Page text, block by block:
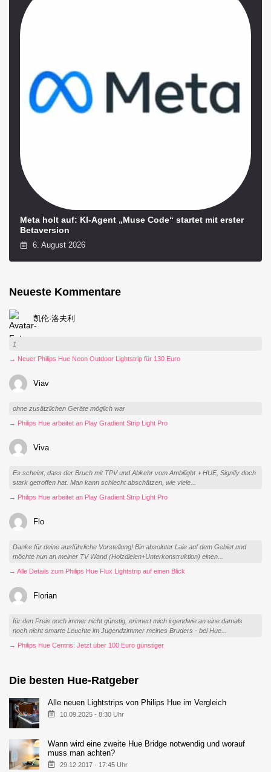
Meta holt auf: KI-Agent „Muse Code“ startet mit erster
Betaversion
6. August 2026
Neueste Kommentare
凯伦·洛夫利
1
→ Neuer Philips Hue Neon Outdoor Lightstrip für 130 Euro
Viav
ohne zusätzlichen Geräte möglich war
→ Philips Hue arbeitet an Play Gradient Strip Light Pro
Viva
Es scheint, dass der Bruch mit TPV und Abkehr vom Ambilight + HUE, Signify doch
stark getroffen hat. Man kann schlecht abschätzen, wie viele...
→ Philips Hue arbeitet an Play Gradient Strip Light Pro
Flo
Danke für deine ausführliche Vorstellung! Bin absoluter Laie auf dem Gebiet und
möchte nun an meiner TV Wand (Holzdielen+Unterkonstruktion) einen...
→ Alle Details zum Philips Hue Flux Lightstrip auf einen Blick
Florian
für den Preis noch immer nicht günstig, erinnert mich irgendwie an eine damals
noch nicht smarte Leuchte im Jugendzimmer meines Bruders - bei Hue...
→ Philips Hue Centris: Jetzt über 100 Euro günstiger
Die besten Hue-Ratgeber
Alle neuen Lightstrips von Philips Hue im Vergleich
10.09.2025 - 8:30 Uhr
Wann wird eine zweite Hue Bridge notwendig und worauf
muss man achten?
29.12.2017 - 17:45 Uhr